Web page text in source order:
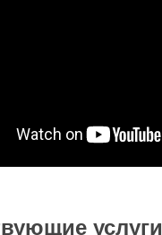
услуги